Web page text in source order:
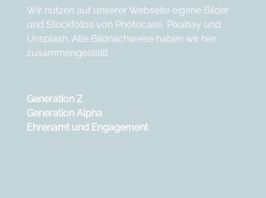
Wir nutzen auf unserer Webseite eigene Bilder
und Stockfotos von Photocase, Pixabay und
Unsplash. Alle Bildnachweise haben wir hier
zusammengestellt.
Generation Z
Generation Alpha
Ehrenamt und Engagement